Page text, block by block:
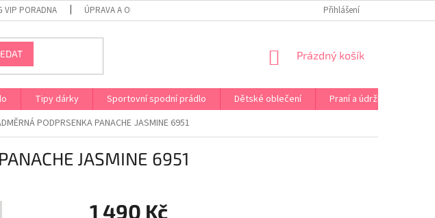
VIP PORADNA ÚPRAVA A OPRAVA PRÁDLA NA MÍRU DOPRAVA A PLATBA ČR A EU
Přihlášení
NÁKUPNÍ
Prázdný košík
Tipy dárky Sportovní spodní prádlo Dětské oblečení Praní a údržba
PODPRSENKA PANACHE JASMINE 6951
JASMINE 6951
1 490 Kč